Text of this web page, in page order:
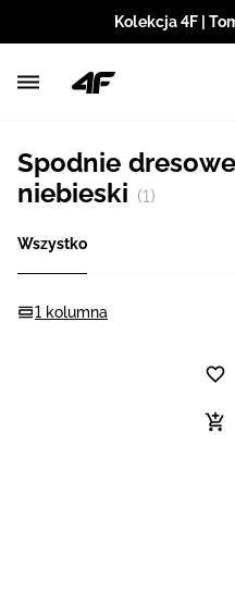
Kolekcja 4F |
Spodnie
niebieski (1)
Wszystko
1 kolumna